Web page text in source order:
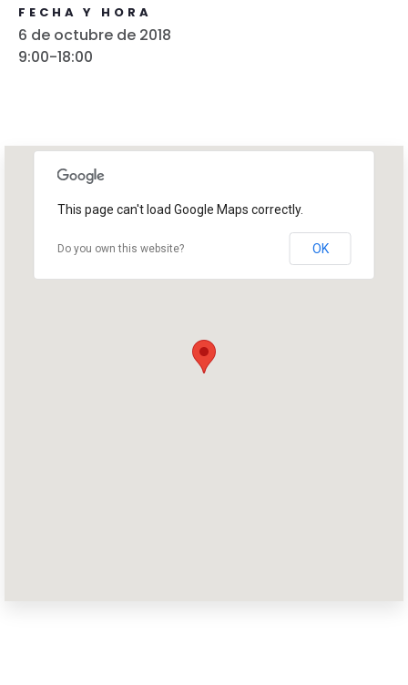
FECHA Y HORA
6 de octubre de 2018
9:00-18:00
This page can't load Google Maps correctly.
Do you own this website? OK